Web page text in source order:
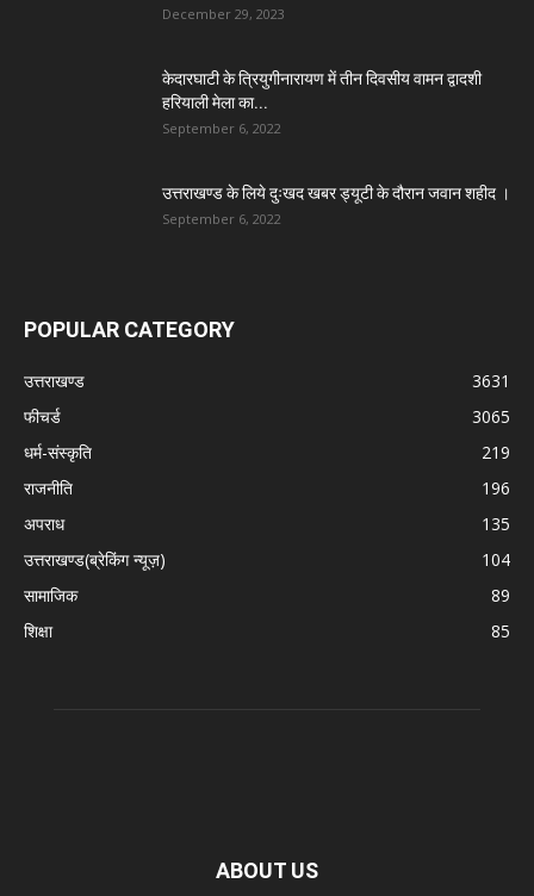
December 29, 2023
केदारघाटी के त्रियुगीनारायण में तीन दिवसीय वामन द्वादशी
हरियाली मेला का...
September 6, 2022
उत्तराखण्ड के लिये दुःखद खबर ड्यूटी के दौरान जवान शहीद ।
September 6, 2022
POPULAR CATEGORY
उत्तराखण्ड
3631
फीचर्ड
3065
धर्म-संस्कृति
219
राजनीति
196
अपराध
135
उत्तराखण्ड(ब्रेकिंग न्यूज़)
104
सामाजिक
89
शिक्षा
85
ABOUT US